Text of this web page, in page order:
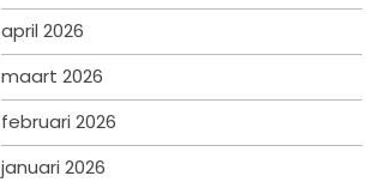
april 2026
maart 2026
februari 2026
januari 2026